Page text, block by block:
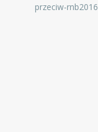
przeciw-rnb2016